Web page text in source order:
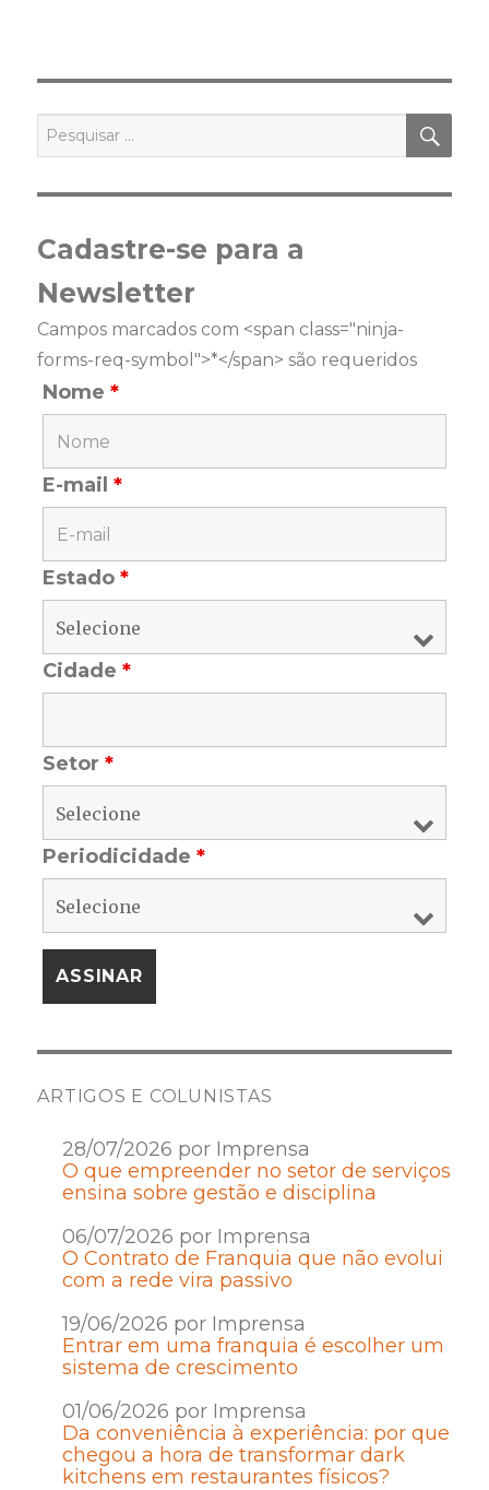
por:
Cadastre-se para a
Newsletter
Campos marcados com <span class="ninja-
forms-req-symbol">*</span> são requeridos
Nome*
E-mail*
Estado*
Cidade*
Setor*
Periodicidade*
ARTIGOS E COLUNISTAS
28/07/2026 por Imprensa
O que empreender no setor de serviços
ensina sobre gestão e disciplina
06/07/2026 por Imprensa
O Contrato de Franquia que não evolui
com a rede vira passivo
19/06/2026 por Imprensa
Entrar em uma franquia é escolher um
sistema de crescimento
01/06/2026 por Imprensa
Da conveniência à experiência: por que
chegou a hora de transformar dark
kitchens em restaurantes físicos?